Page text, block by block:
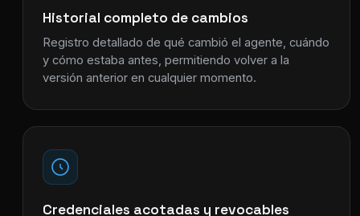
Historial completo de cambios
Registro detallado de qué cambió el agente, cuándo
y cómo estaba antes, permitiendo volver a la
versión anterior en cualquier momento.
Credenciales acotadas y revocables